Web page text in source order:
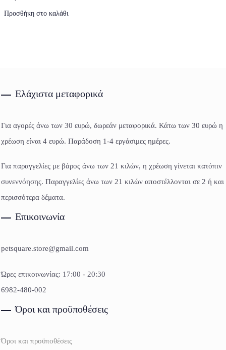
Προσθήκη στο καλάθι
Ελάχιστα μεταφορικά
Για αγορές άνω των 30 ευρώ, δωρεάν μεταφορικά. Κάτω των 30 ευρώ η
χρέωση είναι 4 ευρώ. Παράδοση 1-4 εργάσιμες ημέρες.
Για παραγγελίες με βάρος άνω των 21 κιλών, η χρέωση γίνεται κατόπιν
συνεννόησης. Παραγγελίες άνω των 21 κιλών αποστέλλονται σε 2 ή και
περισσότερα δέματα.
Επικοινωνία
petsquare.store@gmail.com
Ώρες επικοινωνίας: 17:00 - 20:30
6982-480-002
Όροι και προϋποθέσεις
Όροι και προϋποθέσεις